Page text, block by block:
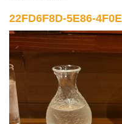
22FD6F8D-5E86-